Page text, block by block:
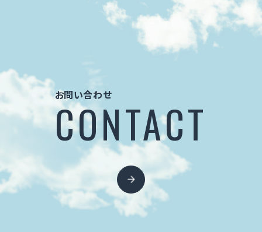
お問い合わせ
お問い合わせ
CONTACT
CONTACT